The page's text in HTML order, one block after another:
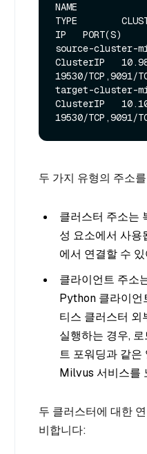
NAME
TYPE
IP   PORT(S)
source-cluster-
ClusterIP
19530/TCP,9091/
target-cluster-
ClusterIP
두 가지 유형의 주소
클러스터 주소는
성 요소에서 사용
에서 연결할 수
클라이언트 주소
Python 클라이언
티스 클러스터
실행하는 경우,
트 포워딩과 같은
Milvus 서비스를
두 클러스터에 대한
비합니다: